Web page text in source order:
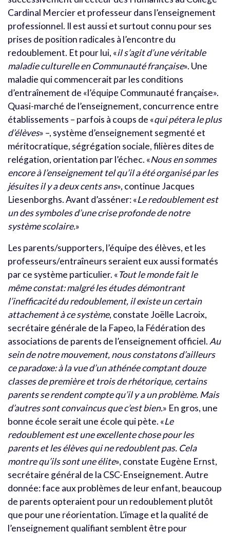
Cardinal Mercier et professeur dans l’enseignement
professionnel. Il est aussi et surtout connu pour ses
prises de position radicales à l’encontre du
redoublement. Et pour lui, «il s’agit d’une véritable
maladie culturelle en Communauté française». Une
maladie qui commencerait par les conditions
d’entraînement de «l’équipe Communauté française».
Quasi-marché de l’enseignement, concurrence entre
établissements – parfois à coups de «qui pétera le plus
d’élèves» –, système d’enseignement segmenté et
méritocratique, ségrégation sociale, filières dites de
relégation, orientation par l’échec. «Nous en sommes
encore à l’enseignement tel qu’il a été organisé par les
jésuites il y a deux cents ans», continue Jacques
Liesenborghs. Avant d’asséner: «Le redoublement est
un des symboles d’une crise profonde de notre
système scolaire.»
Les parents/supporters, l’équipe des élèves, et les
professeurs/entraîneurs seraient eux aussi formatés
par ce système particulier. «Tout le monde fait le
même constat: malgré les études démontrant
l’inefficacité du redoublement, il existe un certain
attachement à ce système, constate Joëlle Lacroix,
secrétaire générale de la Fapeo, la Fédération des
associations de parents de l’enseignement officiel. Au
sein de notre mouvement, nous constatons d’ailleurs
ce paradoxe: à la vue d’un athénée comptant douze
classes de première et trois de rhétorique, certains
parents se rendent compte qu’il y a un problème. Mais
d’autres sont convaincus que c’est bien.» En gros, une
bonne école serait une école qui pète. «Le
redoublement est une excellente chose pour les
parents et les élèves qui ne redoublent pas. Cela
montre qu’ils sont une élite», constate Eugène Ernst,
secrétaire général de la CSC-Enseignement. Autre
donnée: face aux problèmes de leur enfant, beaucoup
de parents opteraient pour un redoublement plutôt
que pour une réorientation. L’image et la qualité de
l’enseignement qualifiant semblent être pour